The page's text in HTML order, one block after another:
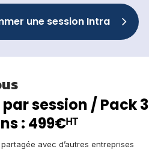
une session Intra
par session / Pack 3
: 499€ᴴᵀ
avec d’autres entreprises